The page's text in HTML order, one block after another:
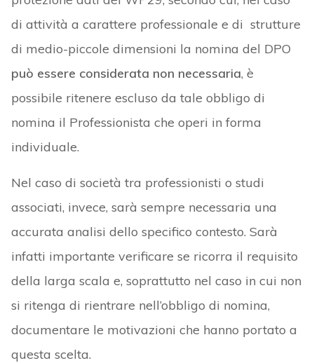
di attività a carattere professionale e di strutture
di medio-piccole dimensioni la nomina del DPO
può essere considerata non necessaria, è
possibile ritenere escluso da tale obbligo di
nomina il Professionista che operi in forma
individuale.
Nel caso di società tra professionisti o studi
associati, invece, sarà sempre necessaria una
accurata analisi dello specifico contesto. Sarà
infatti importante verificare se ricorra il requisito
della larga scala e, soprattutto nel caso in cui non
si ritenga di rientrare nell’obbligo di nomina,
documentare le motivazioni che hanno portato a
questa scelta.